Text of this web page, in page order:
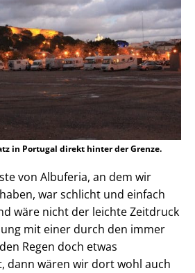
in Portugal direkt hinter der Grenze.
von Albuferia, an dem wir
war schlicht und einfach
wäre nicht der leichte Zeitdruck
mit einer durch den immer
Regen doch etwas
dann wären wir dort wohl auch